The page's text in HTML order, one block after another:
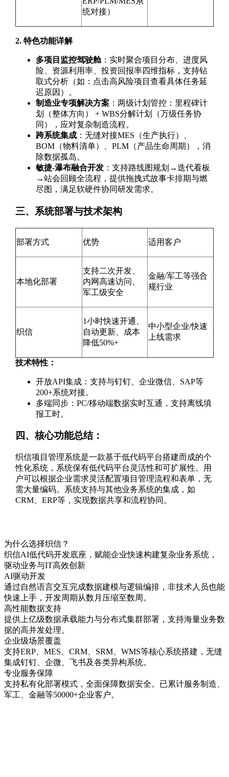
统对接）
2. 特色功能详解
多项目监控驾驶舱：实时聚合项目分布、进度风
险、资源利用率、投资回报率四维指标，支持钻
取式分析（如：点击高风险项目查看具体任务延
迟原因）。
制造业专项解决方案：两级计划管控：里程碑计
划（整体方向） + WBS分解计划（万级任务协
同），应对复杂制造流程。
跨系统集成：无缝对接MES（生产执行）、
BOM（物料清单）、PLM（产品生命周期），消
除数据孤岛。
敏捷-瀑布融合开发：支持路线图规划→迭代看板
→站会回顾全流程，提供拖拽式故事卡排期与燃
尽图，满足软硬件协同研发需求。
三、系统部署与技术架构
部署方式 优势 适用客户
本地化部署
支持二次开发、
内网高速访问、
军工级安全
金融/军工等强合
规行业
织信
1小时快速开通、
自动更新、成本
降低50%+
中小型企业/快速
上线需求
技术特性：
开放API集成：支持与钉钉、企业微信、SAP等
200+系统对接。
多端同步：PC/移动端数据实时互通，支持离线填
报工时。
四、核心功能总结：
织信项目管理系统是一款基于低代码平台搭建而成的个
性化系统，系统保有低代码平台灵活性和可扩展性。用
户可以根据企业需求灵活配置项目管理流程和表单，无
需大量编码。系统支持与其他业务系统的集成，如
CRM、ERP等，实现数据共享和流程协同。
为什么选择织信？
织信AI低代码开发底座，赋能企业快速构建复杂业务系统，
驱动业务与IT高效创新
AI驱动开发
通过自然语言交互完成数据建模与逻辑编排，非技术人员也能
快速上手，开发周期从数月压缩至数周。
高性能数据支持
提供上亿级数据承载能力与分布式集群部署，支持海量业务数
据的高并发处理。
企业级场景覆盖
支持ERP、MES、CRM、SRM、WMS等核心系统搭建，无缝
集成钉钉、企微、飞书及各类异构系统。
专业服务保障
支持私有化部署模式，全面保障数据安全。已累计服务制造、
军工、金融等50000+企业客户。